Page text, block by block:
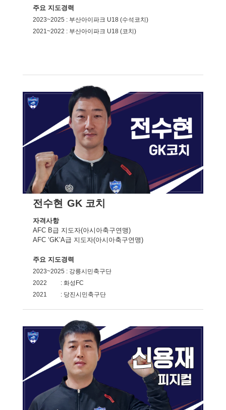
주요 지도경력
2023~2025 : 부산아이파크 U18 (수석코치)
2021~2022 : 부산아이파크 U18 (코치)
전수현 GK 코치
자격사항
AFC B급 지도자(아시아축구연맹)
AFC ‘GK’A급 지도자(아시아축구연맹)
주요 지도경력
2023~2025 : 강릉시민축구단
2022 : 화성FC
2021 : 당진시민축구단